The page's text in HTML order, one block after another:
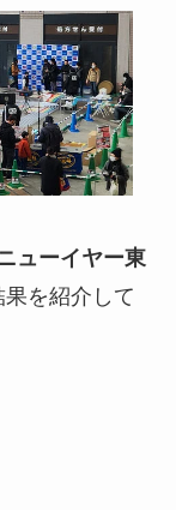
ューイヤー東
を紹介して